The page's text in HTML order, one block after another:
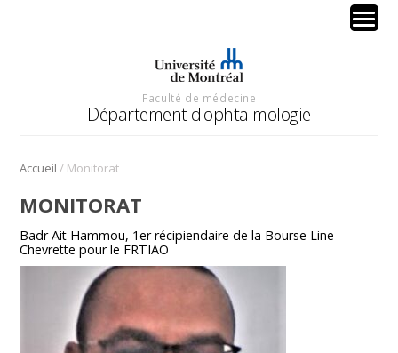
Faculté de médecine
Département d'ophtalmologie
Accueil / Monitorat
MONITORAT
Badr Ait Hammou, 1er récipiendaire de la Bourse Line
Chevrette pour le FRTIAO